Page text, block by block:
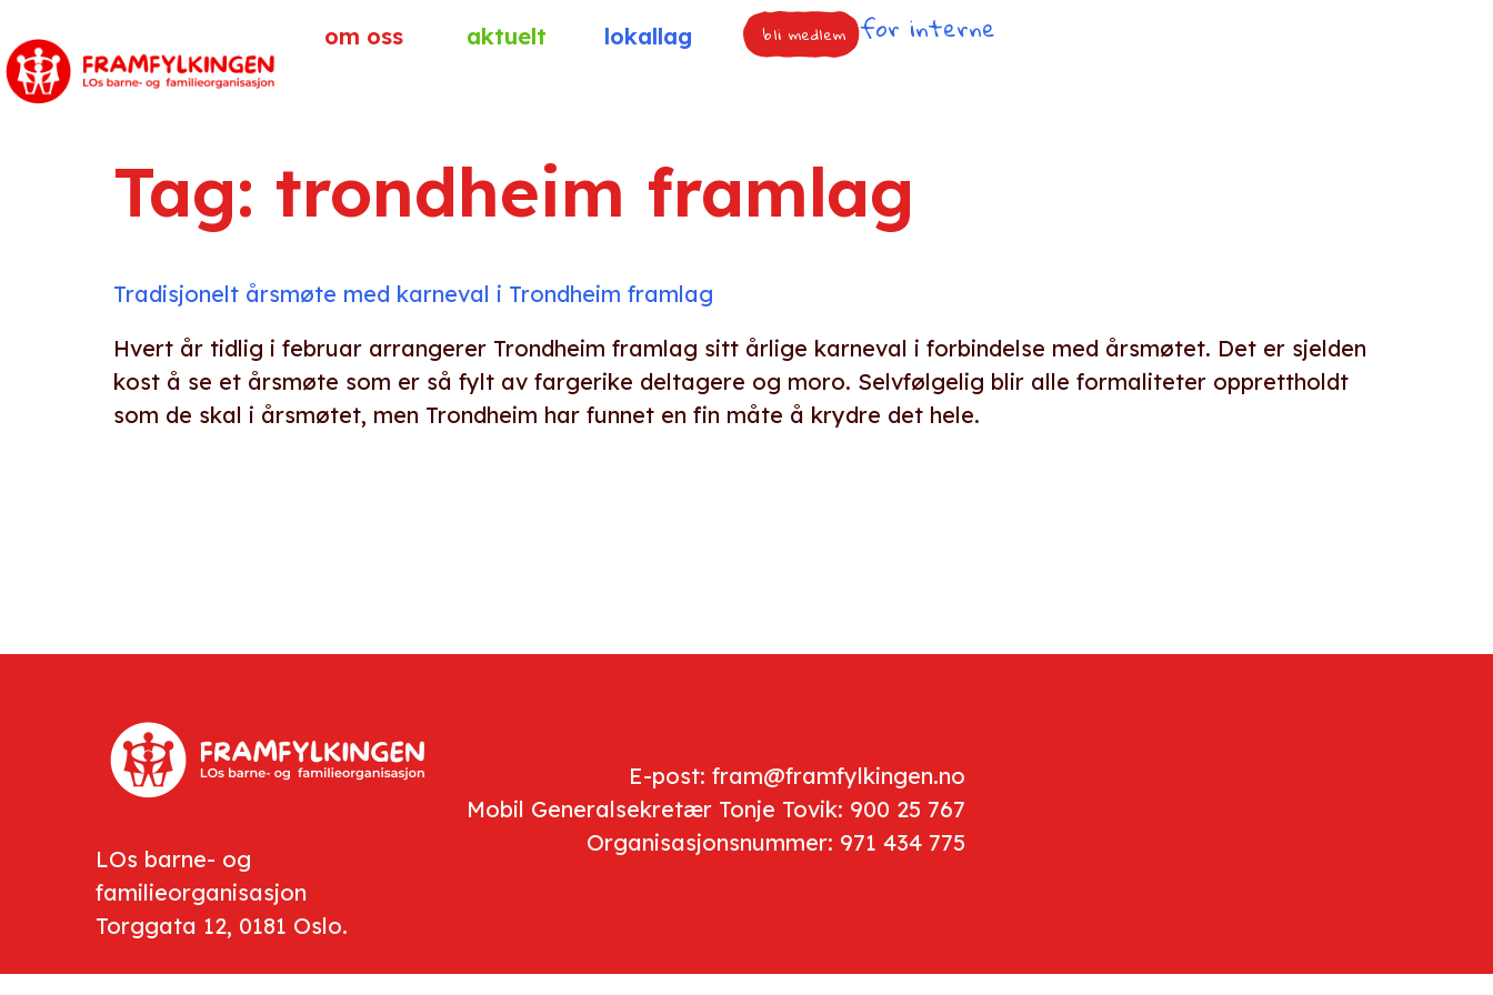
om oss aktuelt lokallag bli medlem for interne
Tag: trondheim framlag
Tradisjonelt årsmøte med karneval i Trondheim framlag
Hvert år tidlig i februar arrangerer Trondheim framlag sitt årlige karneval i forbindelse med årsmøtet. Det er sjelden
kost å se et årsmøte som er så fylt av fargerike deltagere og moro. Selvfølgelig blir alle formaliteter opprettholdt
som de skal i årsmøtet, men Trondheim har funnet en fin måte å krydre det hele.
LOs barne- og
familieorganisasjon
Torggata 12, 0181 Oslo.
E-post: fram@framfylkingen.no
Mobil Generalsekretær Tonje Tovik: 900 25 767
Organisasjonsnummer: 971 434 775